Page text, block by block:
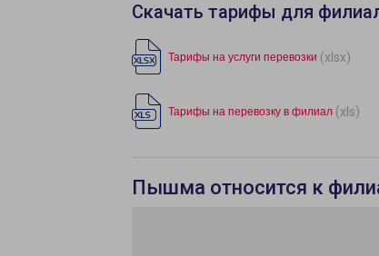
Скачать тарифы для
Тарифы на услуги перевозки (xlsx)
Тарифы на перевозку в филиал (xls)
Пышма относится к